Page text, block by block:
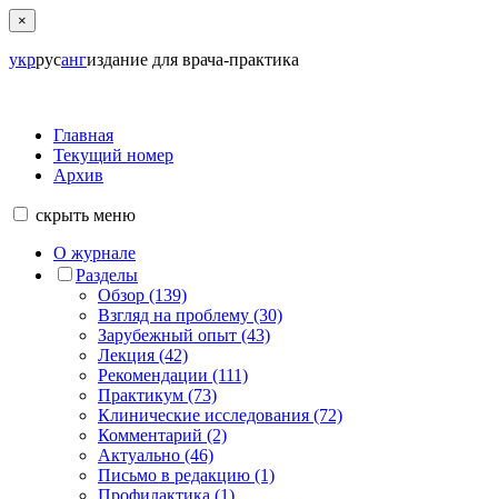
×
укррусангиздание для врача-практика
Главная
Текущий номер
Архив
скрыть меню
О журнале
Разделы
Обзор (139)
Взгляд на проблему (30)
Зарубежный опыт (43)
Лекция (42)
Рекомендации (111)
Практикум (73)
Клинические исследования (72)
Комментарий (2)
Актуально (46)
Письмо в редакцию (1)
Профилактика (1)